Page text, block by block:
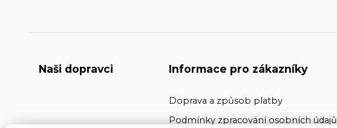
Naši dopravci Informace pro zákazníky
Doprava a způsob platby
Podmínky zpracování osobních údajů